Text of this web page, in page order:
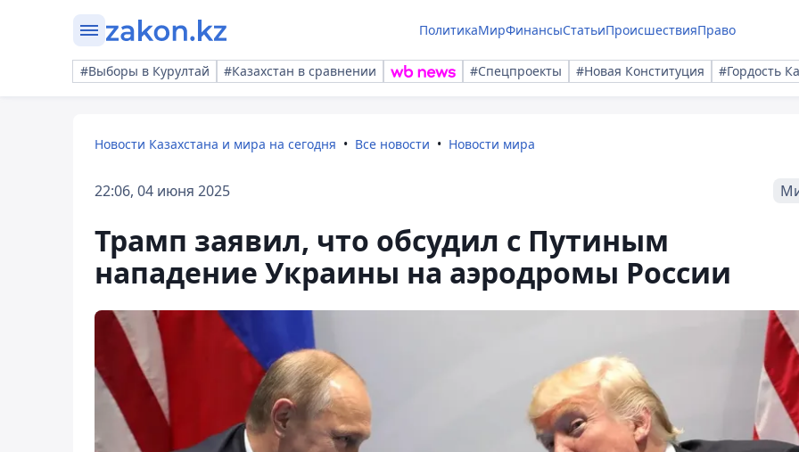
ПолитикаМирФинансыСтатьиПроисшествияПраво
#Выборы в Курултай #Казахстан в сравнении #Спецпроекты #Новая Конституция #Гордость
Новости Казахстана и мира на сегодня Все новости Новости мира
22:06, 04 июня 2025
Трамп заявил, что обсудил с Путиным
нападение Украины на аэродромы России